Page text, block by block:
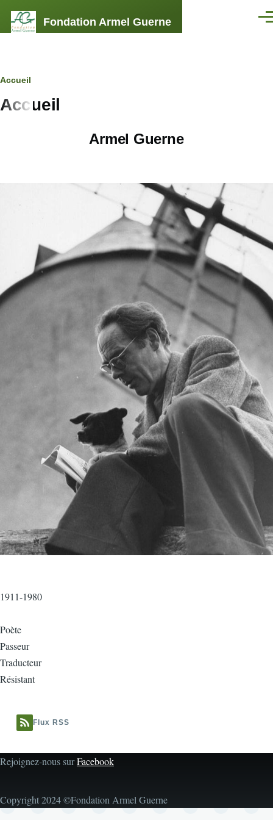
Fondation Armel Guerne
Fil
d'Ariane
Accueil
Accueil
Armel Guerne
1911-1980
Poète
Passeur
Traducteur
Résistant
Flux RSS
Rejoignez-nous surFacebook
Copyright 2024 ©Fondation Armel Guerne